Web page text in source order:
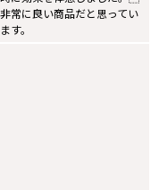
非常に良い商品だと思ってい
ます。